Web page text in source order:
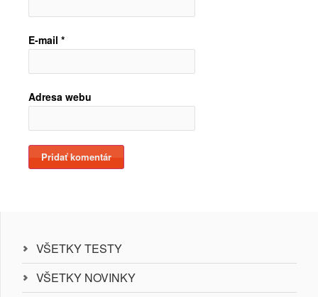
E-mail *
Adresa webu
VŠETKY TESTY
VŠETKY NOVINKY